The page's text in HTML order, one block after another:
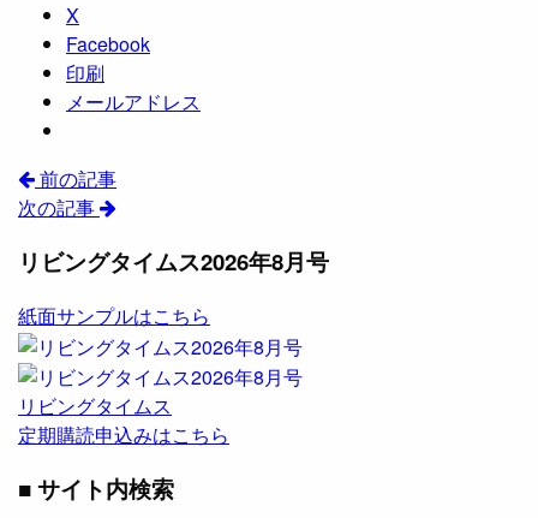
X
Facebook
印刷
メールアドレス
前の記事
次の記事
リビングタイムス2026年8月号
紙面サンプルはこちら
リビングタイムス
定期購読申込みはこちら
■ サイト内検索